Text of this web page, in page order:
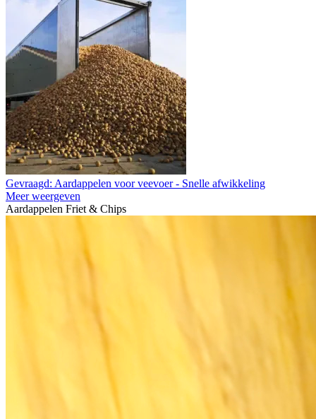
Gevraagd: Aardappelen voor veevoer - Snelle afwikkeling
Meer weergeven
Aardappelen Friet & Chips